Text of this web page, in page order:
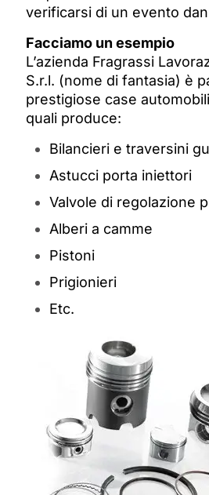
verificarsi di un evento
Facciamo un esempio
L’azienda Fragrassi
S.r.l. (nome di fantasia) è
prestigiose case
quali produce:
Bilancieri e traversini
Astucci porta iniettori
Valvole di regolazione
Alberi a camme
Pistoni
Prigionieri
Etc.